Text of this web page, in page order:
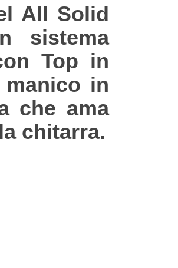
All Solid
sistema
Top in
in
che ama
chitarra.